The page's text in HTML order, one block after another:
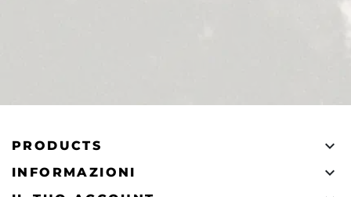
PRODUCTS 
INFORMAZIONI 